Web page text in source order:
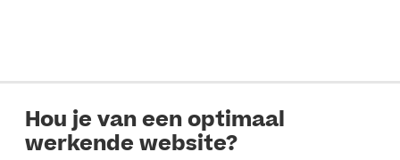
Hou je van een optimaal
werkende website?